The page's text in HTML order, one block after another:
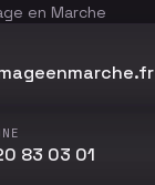
en Marche
83 03 01